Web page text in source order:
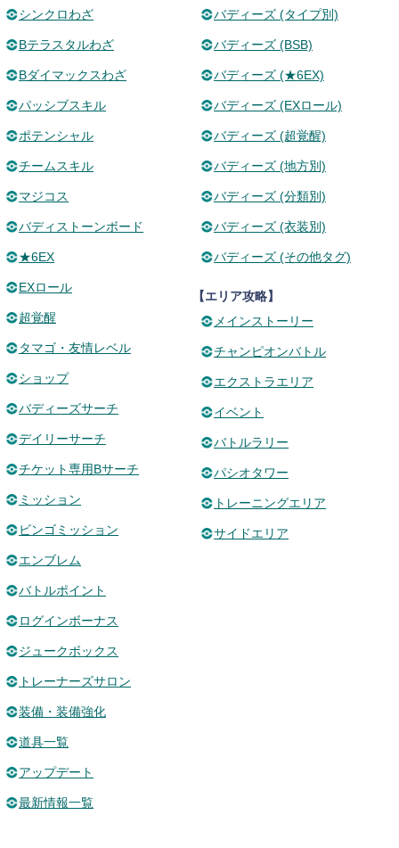
シンクロわざ
Bテラスタルわざ
Bダイマックスわざ
パッシブスキル
ポテンシャル
チームスキル
マジコス
バディストーンボード
★6EX
EXロール
超覚醒
タマゴ・友情レベル
ショップ
バディーズサーチ
デイリーサーチ
チケット専用Bサーチ
ミッション
ビンゴミッション
エンブレム
バトルポイント
ログインボーナス
ジュークボックス
トレーナーズサロン
装備・装備強化
道具一覧
アップデート
最新情報一覧
バディーズ (タイプ別)
バディーズ (BSB)
バディーズ (★6EX)
バディーズ (EXロール)
バディーズ (超覚醒)
バディーズ (地方別)
バディーズ (分類別)
バディーズ (衣装別)
バディーズ (その他タグ)
【エリア攻略】
メインストーリー
チャンピオンバトル
エクストラエリア
イベント
バトルラリー
パシオタワー
トレーニングエリア
サイドエリア